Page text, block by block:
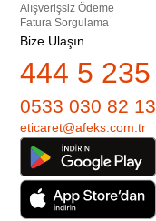
Alışverişsiz Ödeme
Fatura Sorgulama
Bize Ulaşın
444 5 235
0533 030 82 13
eticaret@afeks.com.tr